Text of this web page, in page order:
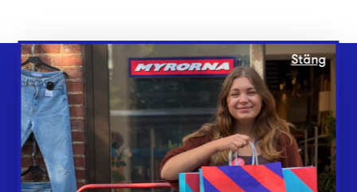
Webbshop
Butiker
Lämna in
Vårt överskott
Stäng